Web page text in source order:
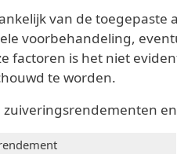
van de
voorbehandeling,
factoren is het niet
te worden.